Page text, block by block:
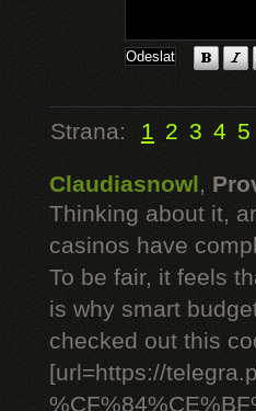
Strana: 1 2 3 4 5
Claudiasnowl,
Thinking about it,
casinos have
To be fair, it feels
is why smart
checked out this
[url=https://